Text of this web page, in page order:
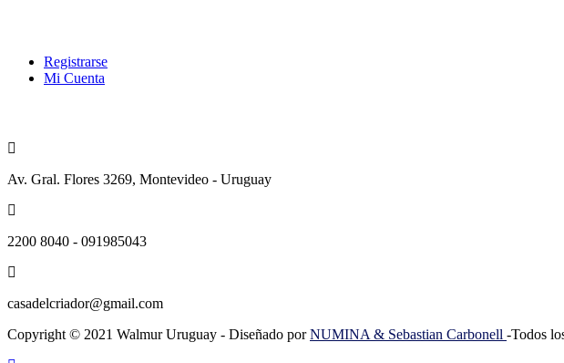
Registrarse
Mi Cuenta
Av. Gral. Flores 3269, Montevideo - Uruguay
2200 8040 - 091985043
casadelcriador@gmail.com
Copyright © 2021 Walmur Uruguay - Diseñado porNUMINA & Sebastian Carbonell -Todos